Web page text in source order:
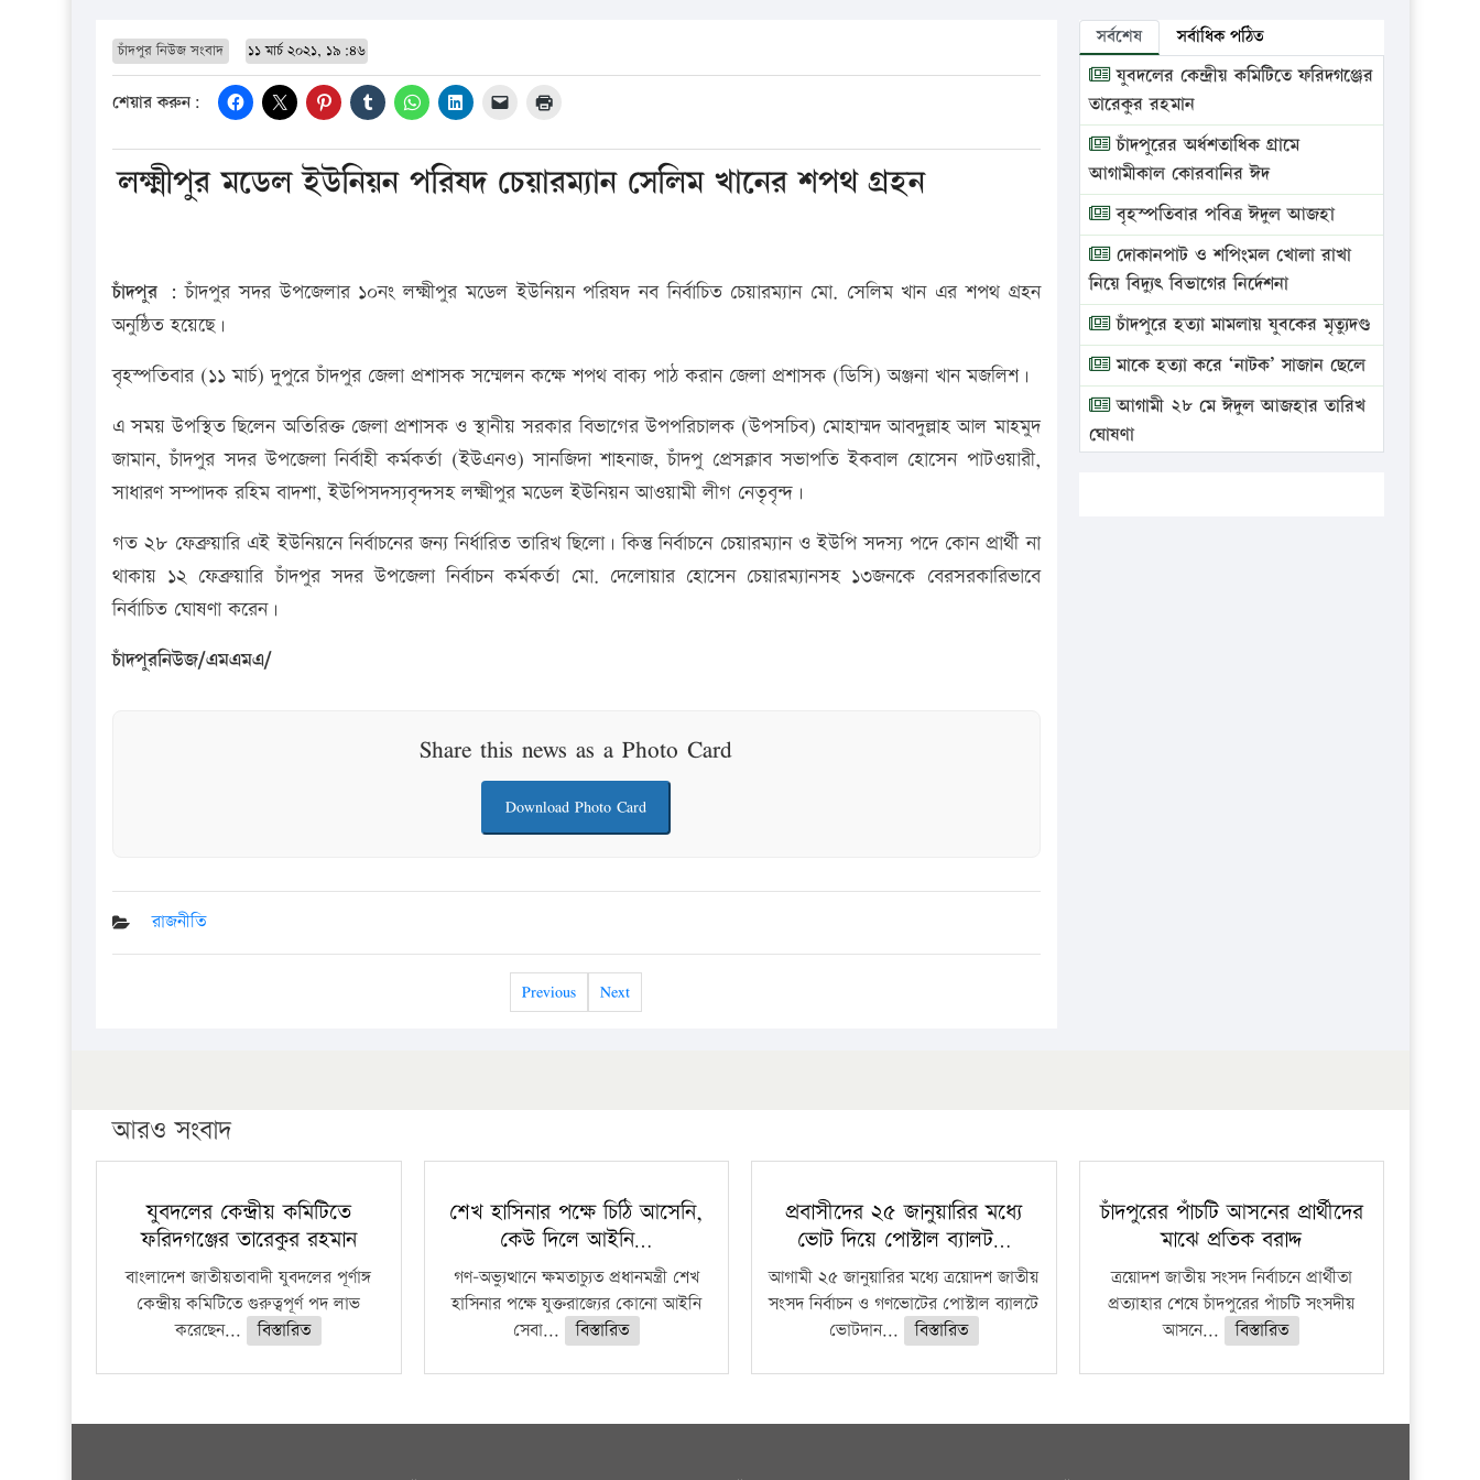
চাঁদপুর নিউজ সংবাদ ১১ মার্চ ২০২১, ১৯:৪৬
শেয়ার করুন:
লক্ষ্মীপুর মডেল ইউনিয়ন পরিষদ চেয়ারম্যান সেলিম খানের শপথ গ্রহন
চাঁদপুর : চাঁদপুর সদর উপজেলার ১০নং লক্ষ্মীপুর মডেল ইউনিয়ন পরিষদ নব নির্বাচিত চেয়ারম্যান মো. সেলিম খান এর শপথ গ্রহন
অনুষ্ঠিত হয়েছে।
বৃহস্পতিবার (১১ মার্চ) দুপুরে চাঁদপুর জেলা প্রশাসক সম্মেলন কক্ষে শপথ বাক্য পাঠ করান জেলা প্রশাসক (ডিসি) অঞ্জনা খান মজলিশ।
এ সময় উপস্থিত ছিলেন অতিরিক্ত জেলা প্রশাসক ও স্থানীয় সরকার বিভাগের উপপরিচালক (উপসচিব) মোহাম্মদ আবদুল্লাহ আল মাহমুদ
জামান, চাঁদপুর সদর উপজেলা নির্বাহী কর্মকর্তা (ইউএনও) সানজিদা শাহনাজ, চাঁদপু প্রেসক্লাব সভাপতি ইকবাল হোসেন পাটওয়ারী,
সাধারণ সম্পাদক রহিম বাদশা, ইউপিসদস্যবৃন্দসহ লক্ষ্মীপুর মডেল ইউনিয়ন আওয়ামী লীগ নেতৃবৃন্দ।
গত ২৮ ফেব্রুয়ারি এই ইউনিয়নে নির্বাচনের জন্য নির্ধারিত তারিখ ছিলো। কিন্তু নির্বাচনে চেয়ারম্যান ও ইউপি সদস্য পদে কোন প্রার্থী না
থাকায় ১২ ফেব্রুয়ারি চাঁদপুর সদর উপজেলা নির্বাচন কর্মকর্তা মো. দেলোয়ার হোসেন চেয়ারম্যানসহ ১৩জনকে বেরসরকারিভাবে
নির্বাচিত ঘোষণা করেন।
চাঁদপুরনিউজ/এমএমএ/
Share this news as a Photo Card
Download Photo Card
রাজনীতি
Previous Next
সর্বশেষ সর্বাধিক পঠিত
যুবদলের কেন্দ্রীয় কমিটিতে ফরিদগঞ্জের
তারেকুর রহমান
চাঁদপুরের অর্ধশতাধিক গ্রামে
আগামীকাল কোরবানির ঈদ
বৃহস্পতিবার পবিত্র ঈদুল আজহা
দোকানপাট ও শপিংমল খোলা রাখা
নিয়ে বিদ্যুৎ বিভাগের নির্দেশনা
চাঁদপুরে হত্যা মামলায় যুবকের মৃত্যুদণ্ড
মাকে হত্যা করে ‘নাটক’ সাজান ছেলে
আগামী ২৮ মে ঈদুল আজহার তারিখ
ঘোষণা
আরও সংবাদ
যুবদলের কেন্দ্রীয় কমিটিতে
ফরিদগঞ্জের তারেকুর রহমান
বাংলাদেশ জাতীয়তাবাদী যুবদলের পূর্ণাঙ্গ
কেন্দ্রীয় কমিটিতে গুরুত্বপূর্ণ পদ লাভ
করেছেন...
বিস্তারিত
শেখ হাসিনার পক্ষে চিঠি আসেনি,
কেউ দিলে আইনি…
গণ-অভ্যুত্থানে ক্ষমতাচ্যুত প্রধানমন্ত্রী শেখ
হাসিনার পক্ষে যুক্তরাজ্যের কোনো আইনি
সেবা...
বিস্তারিত
প্রবাসীদের ২৫ জানুয়ারির মধ্যে
ভোট দিয়ে পোস্টাল ব্যালট…
আগামী ২৫ জানুয়ারির মধ্যে ত্রয়োদশ জাতীয়
সংসদ নির্বাচন ও গণভোটের পোস্টাল ব্যালটে
ভোটদান...
বিস্তারিত
চাঁদপুরের পাঁচটি আসনের প্রার্থীদের
মাঝে প্রতিক বরাদ্দ
ত্রয়োদশ জাতীয় সংসদ নির্বাচনে প্রার্থীতা
প্রত্যাহার শেষে চাঁদপুরের পাঁচটি সংসদীয়
আসনে...
বিস্তারিত